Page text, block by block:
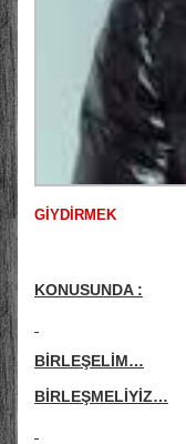
GİYDİRMEK
KONUSUNDA :
BİRLEŞELİM…
BİRLEŞMELİYİZ…